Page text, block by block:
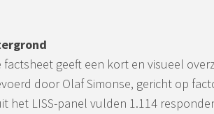
factsheet geeft een kort en visueel
door Olaf Simonse, gericht op
het LISS-panel vulden 1.114